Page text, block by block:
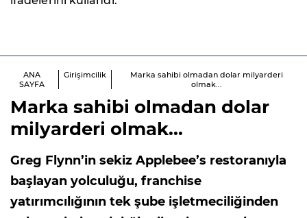
ANA
SAYFA
Girişimcilik
Marka sahibi olmadan dolar milyarderi
olmak...
Marka sahibi olmadan dolar
milyarderi olmak...
Greg Flynn’in sekiz Applebee’s restoranıyla
başlayan yolculuğu, franchise
yatırımcılığının tek şube işletmeciliğinden